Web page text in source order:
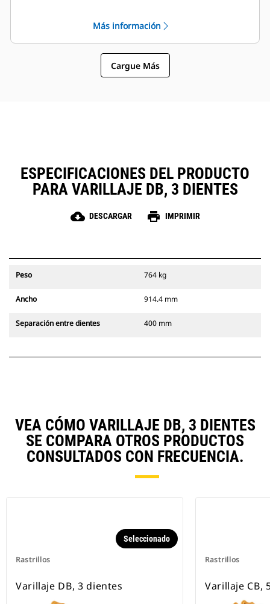
El rastrillo Cat está diseñado no
solo para utilizar la potencia de su
excavadora Cat, también lo está
para que se combine con tenazas
Cat a fin de mover más material.
material liviano.
Más información
Cargue Más
ESPECIFICACIONES DEL PRODUCTO
PARA VARILLAJE DB, 3 DIENTES
cloud_download DESCARGAR print IMPRIMIR
Peso 764 kg
Ancho 914.4 mm
Separación entre dientes 400 mm
VEA CÓMO VARILLAJE DB, 3 DIENTES
SE COMPARA OTROS PRODUCTOS
CONSULTADOS CON FRECUENCIA.
Rastrillos
Seleccionado
Varillaje DB, 3 dientes
Rastrillos
Varillaje CB,